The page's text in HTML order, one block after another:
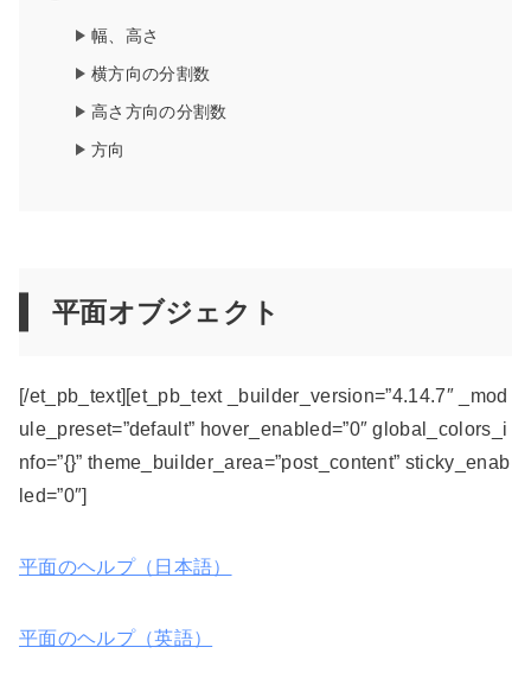
幅、高さ
横方向の分割数
高さ方向の分割数
方向
平面オブジェクト
[/et_pb_text][et_pb_text _builder_version=”4.14.7″ _mod
ule_preset=”default” hover_enabled=”0″ global_colors_i
nfo=”{}” theme_builder_area=”post_content” sticky_enab
led=”0″]
平面のヘルプ（日本語）
平面のヘルプ（英語）